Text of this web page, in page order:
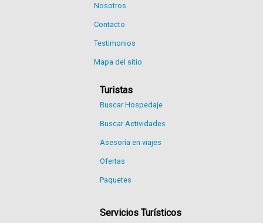
Nosotros
Contacto
Testimonios
Mapa del sitio
Turistas
Buscar Hospedaje
Buscar Actividades
Asesoría en viajes
Ofertas
Paquetes
Servicios Turísticos